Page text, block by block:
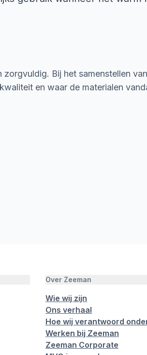
zorgvuldig. Bij het samenstellen
en waar de materialen
Over Zeeman
Wie wij zijn
Ons verhaal
Hoe wij verantwoord
Werken bij Zeeman
Zeeman Corporate